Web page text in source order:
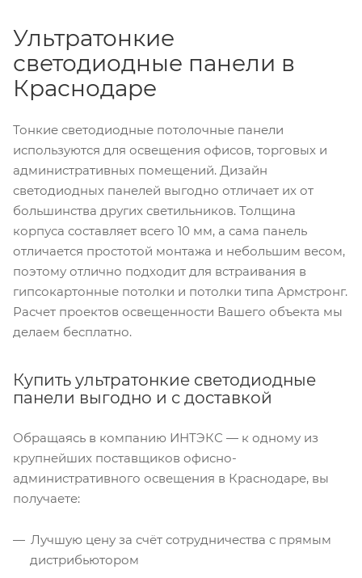
Ультратонкие
светодиодные панели в
Краснодаре
Тонкие светодиодные потолочные панели
используются для освещения офисов, торговых и
административных помещений. Дизайн
светодиодных панелей выгодно отличает их от
большинства других светильников. Толщина
корпуса составляет всего 10 мм, а сама панель
отличается простотой монтажа и небольшим весом,
поэтому отлично подходит для встраивания в
гипсокартонные потолки и потолки типа Армстронг.
Расчет проектов освещенности Вашего объекта мы
делаем бесплатно.
Купить ультратонкие светодиодные
панели выгодно и с доставкой
Обращаясь в компанию ИНТЭКС — к одному из
крупнейших поставщиков офисно-
административного освещения в Краснодаре, вы
получаете:
Лучшую цену за счёт сотрудничества с прямым
дистрибьютором